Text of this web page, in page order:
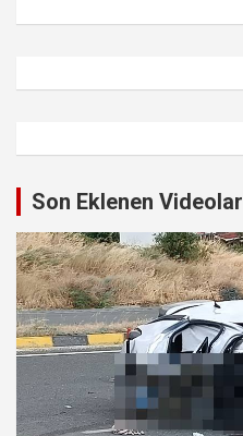
Son Eklenen Videolar